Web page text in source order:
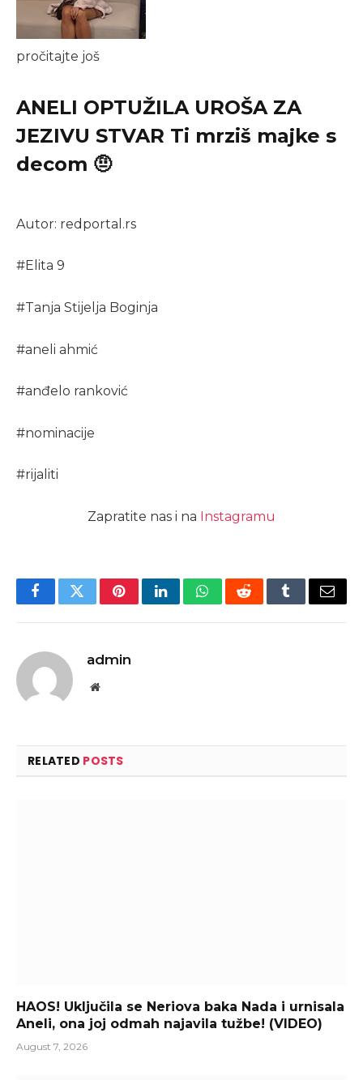
pročitajte još
ANELI OPTUŽILA UROŠA ZA
JEZIVU STVAR Ti mrziš majke s
decom 🤨
Autor: redportal.rs
#Elita 9
#Tanja Stijelja Boginja
#aneli ahmić
#anđelo ranković
#nominacije
#rijaliti
Zapratite nas i na Instagramu
FacebookTwitterPinterestLinkedInWhatsAppRedditTumblrEmail
admin
Website
RELATED POSTS
HAOS! Uključila se Neriova baka Nada i urnisala
Aneli, ona joj odmah najavila tužbe! (VIDEO)
August 7, 2026